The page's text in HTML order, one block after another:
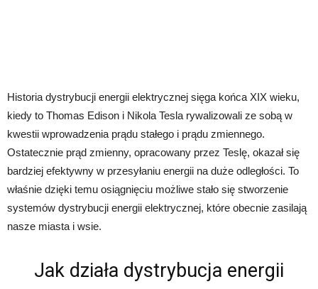
Historia dystrybucji energii elektrycznej sięga końca XIX wieku,
kiedy to Thomas Edison i Nikola Tesla rywalizowali ze sobą w
kwestii wprowadzenia prądu stałego i prądu zmiennego.
Ostatecznie prąd zmienny, opracowany przez Teslę, okazał się
bardziej efektywny w przesyłaniu energii na duże odległości. To
właśnie dzięki temu osiągnięciu możliwe stało się stworzenie
systemów dystrybucji energii elektrycznej, które obecnie zasilają
nasze miasta i wsie.
Jak działa dystrybucja energii